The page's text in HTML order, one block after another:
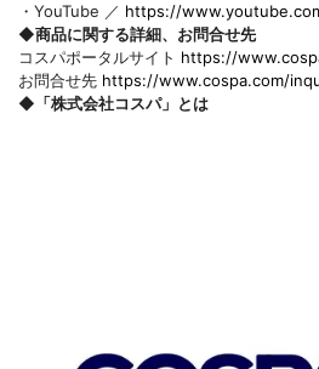
・YouTube ／ https://
◆商品に関する詳細、お問合せ先
コスパポータルサイト https://
お問合せ先 https://www.cospa.com/
◆「株式会社コスパ」とは